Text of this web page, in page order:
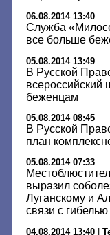
06.08.2014 13:40
Служба
все больше
05.08.2014 13:49
В Русской
беженцам
05.08.2014 08:45
В Русской
план
05.08.2014 07:33
выразил
Луганскому и
связи с
04.08.2014 13:40 |